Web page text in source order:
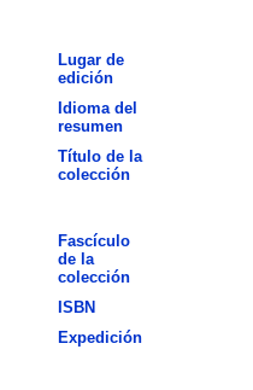
Lugar de
edición
Idioma del
resumen
Título de la
colección
Fascículo
de la
colección
ISBN
Expedición